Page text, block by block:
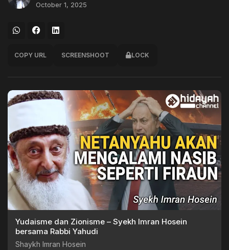
October 1, 2025
COPY URL SCREENSHOOT LOCK
Yudaisme dan Zionisme – Syekh Imran Hosein
bersama Rabbi Yahudi
Shaykh Imran Hosein